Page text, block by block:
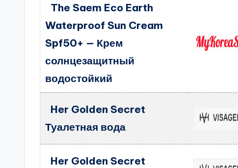
The Saem Eco Earth
Waterproof Sun Cream
Spf50+ — Крем
солнцезащитный
водостойкий
Her Golden Secret
Туалетная вода
Her Golden Secret